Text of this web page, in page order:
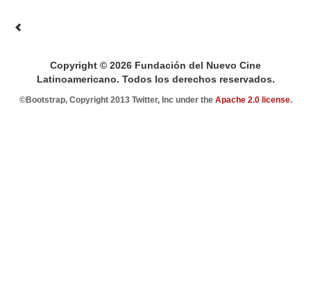
Copyright © 2026 Fundación del Nuevo Cine
Latinoamericano. Todos los derechos reservados.
©Bootstrap, Copyright 2013 Twitter, Inc under the Apache 2.0 license.